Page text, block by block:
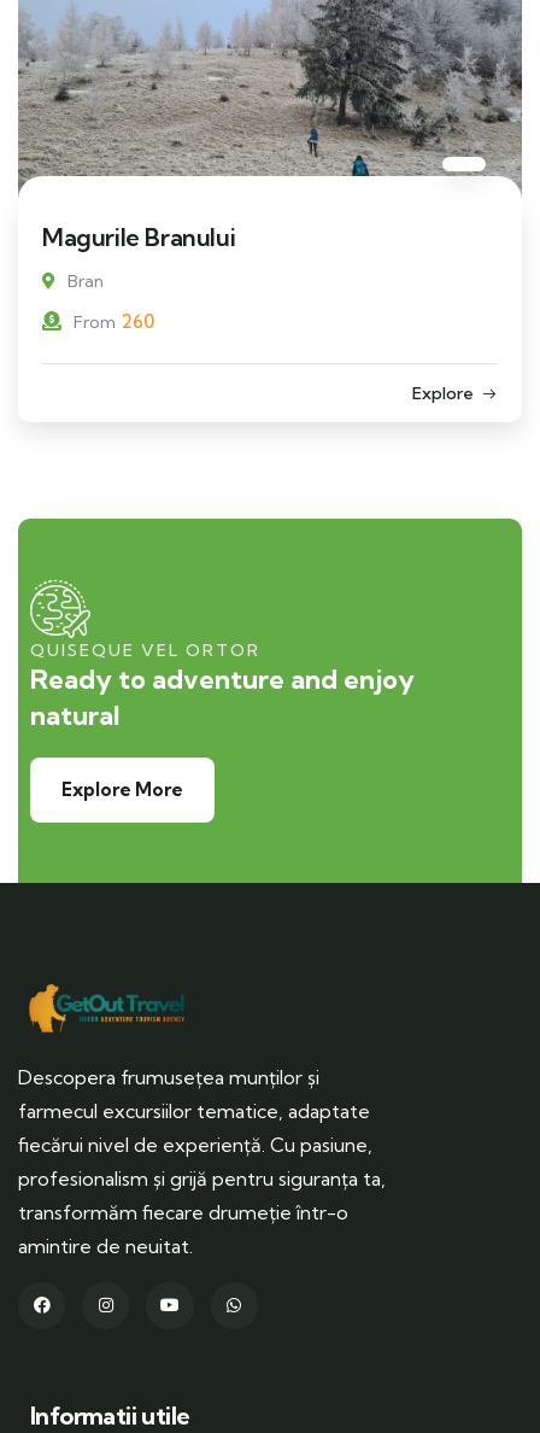
Magurile Branului
Bran
From 260
Explore
QUISEQUE VEL ORTOR
Ready to adventure and enjoy
natural
Explore More
Descopera frumusețea munților și
farmecul excursiilor tematice, adaptate
fiecărui nivel de experiență. Cu pasiune,
profesionalism și grijă pentru siguranța ta,
transformăm fiecare drumeție într-o
amintire de neuitat.
Informatii utile